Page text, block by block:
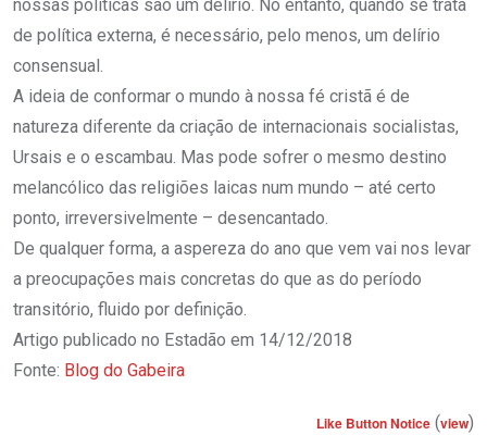
nossas políticas são um delírio. No entanto, quando se trata
de política externa, é necessário, pelo menos, um delírio
consensual.
A ideia de conformar o mundo à nossa fé cristã é de
natureza diferente da criação de internacionais socialistas,
Ursais e o escambau. Mas pode sofrer o mesmo destino
melancólico das religiões laicas num mundo – até certo
ponto, irreversivelmente – desencantado.
De qualquer forma, a aspereza do ano que vem vai nos levar
a preocupações mais concretas do que as do período
transitório, fluido por definição.
Artigo publicado no Estadão em 14/12/2018
Fonte: Blog do Gabeira
Like Button Notice (view)